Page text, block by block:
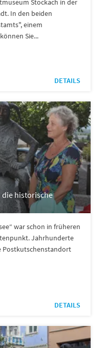
Stockach in der
In den beiden
einem
Sie...
DETAILS
historische
war schon in früheren
Jahrhunderte
Postkutschenstandort
DETAILS